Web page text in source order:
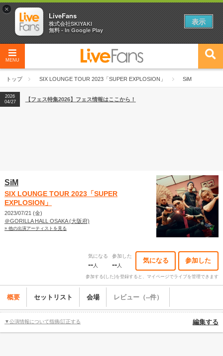
MENU
トップ SIX LOUNGE TOUR 2023「SUPER EXPLOSION」 SiM
2026
04/27
2026
【ライブ動員ランキング】2026年上半期編発表！
2026
04/27
【フェス特集2026】フェス情報はここから！
SiM
SIX LOUNGE TOUR 2023「SUPER
EXPLOSION」
2023/07/21 (金)
＠GORILLA HALL OSAKA (大阪府)
» 他の出演アーティストを見る
気になる
--人
参加した
--人
気になる 参加した
参加する(した)を登録すると、マイページでライブを管理できます
概要 セットリスト 会場 レビュー（--件）
▼公演情報について指摘/訂正する 編集する
×
LiveFans
株式会社SKIYAKI
無料 - In Google Play
表示